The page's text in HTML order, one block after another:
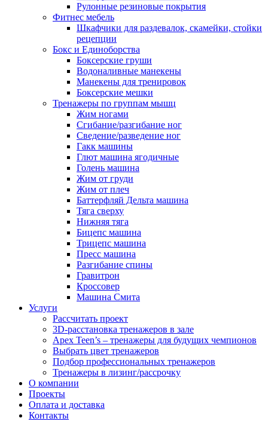
Рулонные резиновые покрытия
Фитнес мебель
Шкафчики для раздевалок, скамейки, стойки
рецепции
Бокс и Единоборства
Боксерские груши
Водоналивные манекены
Манекены для тренировок
Боксерские мешки
Тренажеры по группам мышц
Жим ногами
Сгибание/разгибание ног
Сведение/разведение ног
Гакк машины
Глют машина ягодичные
Голень машина
Жим от груди
Жим от плеч
Баттерфляй Дельта машина
Тяга сверху
Нижняя тяга
Бицепс машина
Трицепс машина
Пресс машина
Разгибание спины
Гравитрон
Кроссовер
Машина Смита
Услуги
Рассчитать проект
3D-расстановка тренажеров в зале
Apex Teen’s – тренажеры для будущих чемпионов
Выбрать цвет тренажеров
Подбор профессиональных тренажеров
Тренажеры в лизинг/рассрочку
О компании
Проекты
Оплата и доставка
Контакты